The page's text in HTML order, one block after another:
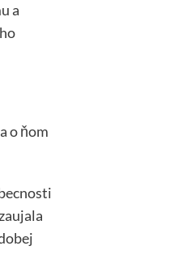
a
o ňom